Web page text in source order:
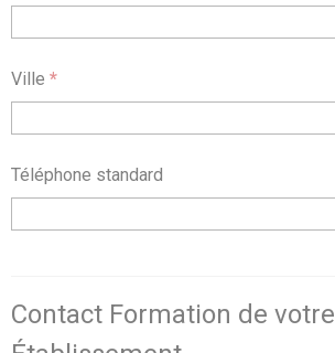
Ville *
Téléphone standard
Contact Formation de votre